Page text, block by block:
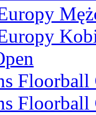
Floorball
Floorball